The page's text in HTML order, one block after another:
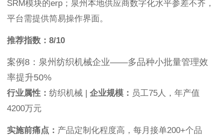
SRM模块的erp；泉州本地供应商数字化水平参差不齐，
平台需提供简易操作界面。
推荐指数：8/10
案例8：泉州纺织机械企业——多品种小批量管理效
率提升50%
行业属性： 纺织机械 | 企业规模： 员工75人，年产值
4200万元
实施前痛点： 产品定制化程度高，每月接单200+个品